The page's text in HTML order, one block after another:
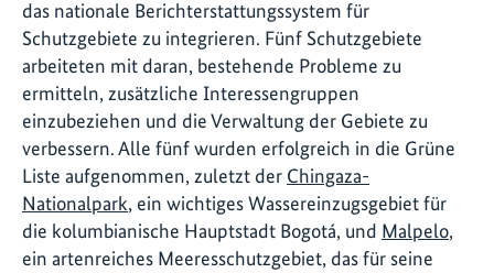
das nationale Berichterstattungssystem für
Schutzgebiete zu integrieren. Fünf Schutzgebiete
arbeiteten mit daran, bestehende Probleme zu
ermitteln, zusätzliche Interessengruppen
einzubeziehen und die Verwaltung der Gebiete zu
verbessern. Alle fünf wurden erfolgreich in die Grüne
Liste aufgenommen, zuletzt der Chingaza-
Nationalpark, ein wichtiges Wassereinzugsgebiet für
die kolumbianische Hauptstadt Bogotá, und Malpelo,
ein artenreiches Meeresschutzgebiet, das für seine